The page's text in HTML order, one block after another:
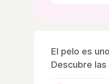
El pelo es
Descubre